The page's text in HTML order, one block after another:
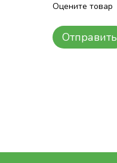
Оцените товар
Отправить